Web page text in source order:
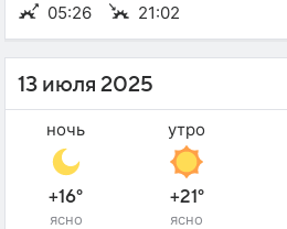
05:26
21:02
13 июля 2025
ночь
+16°
ясно
утро
+21°
ясно